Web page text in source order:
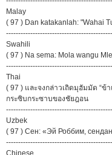
Malay
( 97 ) Dan katakanlah: "Wahai
Swahili
( 97 ) Na sema: Mola wangu
Thai
( 97 ) และจงกล่าวเถิดมุฮัมมัด “ข้
กระซิบกระซาบของชัยฎอน
Uzbek
( 97 ) Сен: «Эй Роббим,
Chinese